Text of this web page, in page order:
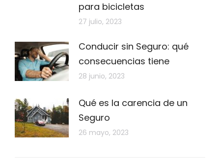
para bicicletas
27 julio, 2023
Conducir sin Seguro: qué
consecuencias tiene
28 junio, 2023
Qué es la carencia de un
Seguro
26 mayo, 2023